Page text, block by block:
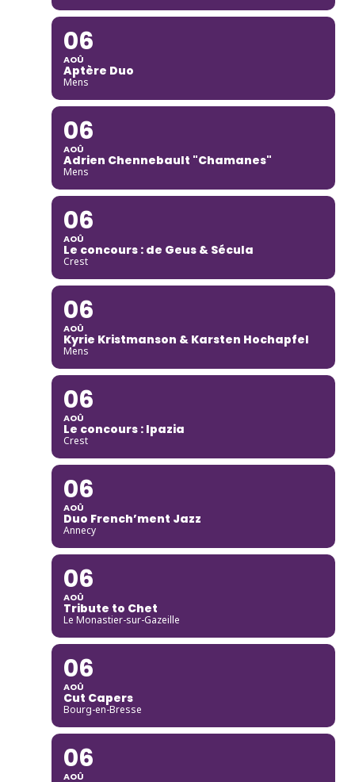
06
AOÛ
Aptère Duo
Mens
06
AOÛ
Adrien Chennebault "Chamanes"
Mens
06
AOÛ
Le concours : de Geus & Sécula
Crest
06
AOÛ
Kyrie Kristmanson & Karsten Hochapfel
Mens
06
AOÛ
Le concours : Ipazia
Crest
06
AOÛ
Duo French’ment Jazz
Annecy
06
AOÛ
Tribute to Chet
Le Monastier-sur-Gazeille
06
AOÛ
Cut Capers
Bourg-en-Bresse
06
AOÛ